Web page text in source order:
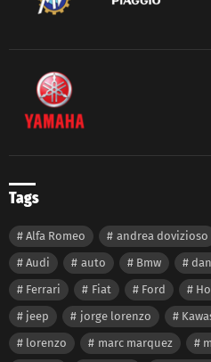
Tags
Alfa Romeo andrea dovizioso
Audi
auto Bmw
Ferrari
Fiat Ford
jeep
jorge lorenzo
lorenzo
marc marquez